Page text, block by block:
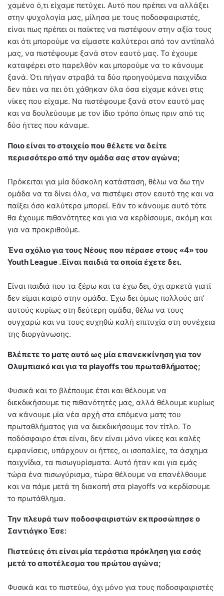
χαμένο ό,τι είχαμε πετύχει. Αυτό που πρέπει να αλλάξει
στην ψυχολογία μας, μίλησα με τους ποδοσφαιριστές,
είναι πως πρέπει οι παίκτες να πιστέψουν στην αξία τους
και ότι μπορούμε να είμαστε καλύτεροι από τον αντίπαλό
μας, να πιστέψουμε ξανά στον εαυτό μας. Το έχουμε
καταφέρει στο παρελθόν και μπορούμε να το κάνουμε
ξανά. Ότι πήγαν στραβά τα δύο προηγούμενα παιχνίδια
δεν πάει να πει ότι χάθηκαν όλα όσα είχαμε κάνει στις
νίκες που είχαμε. Να πιστέψουμε ξανά στον εαυτό μας
και να δουλεύουμε με τον ίδιο τρόπο όπως πριν από τις
δύο ήττες που κάναμε.
Ποιο είναι το στοιχείο που θέλετε να δείτε
περισσότερο από την ομάδα σας στον αγώνα;
Πρόκειται για μία δύσκολη κατάσταση, θέλω να δω την
ομάδα να τα δίνει όλα, να πιστέψει στον εαυτό της και να
παίξει όσο καλύτερα μπορεί. Εάν το κάνουμε αυτό τότε
θα έχουμε πιθανότητες και για να κερδίσουμε, ακόμη και
για να προκριθούμε.
Ένα σχόλιο για τους Νέους που πέρασε στους «4» του
Youth League . Είναι παιδιά τα οποία έχετε δει.
Είναι παιδιά που τα ξέρω και τα έχω δει, όχι αρκετά γιατί
δεν είμαι καιρό στην ομάδα. Έχω δει όμως πολλούς απ’
αυτούς κυρίως στη δεύτερη ομάδα, θέλω να τους
συγχαρώ και να τους ευχηθώ καλή επιτυχία στη συνέχεια
της διοργάνωσης.
Βλέπετε το ματς αυτό ως μία επανεκκίνηση για τον
Ολυμπιακό και για τα playoffs του πρωταθλήματος;
Φυσικά και το βλέπουμε έτσι και θέλουμε να
διεκδικήσουμε τις πιθανότητές μας, αλλά θέλουμε κυρίως
να κάνουμε μία νέα αρχή στα επόμενα ματς του
πρωταθλήματος για να διεκδικήσουμε τον τίτλο. Το
ποδόσφαιρο έτσι είναι, δεν είναι μόνο νίκες και καλές
εμφανίσεις, υπάρχουν οι ήττες, οι ισοπαλίες, τα άσχημα
παιχνίδια, τα πισωγυρίσματα. Αυτό ήταν και για εμάς
τώρα ένα πισωγύρισμα, τώρα θέλουμε να επανέλθουμε
και να πάμε μετά τη διακοπή στα playoffs να κερδίσουμε
το πρωτάθλημα.
Την πλευρά των ποδοσφαιριστών εκπροσώπησε ο
Σαντιάγκο Έσε:
Πιστεύεις ότι είναι μία τεράστια πρόκληση για εσάς
μετά το αποτέλεσμα του πρώτου αγώνα;
Φυσικά και το πιστεύω, όχι μόνο για τους ποδοσφαιριστές